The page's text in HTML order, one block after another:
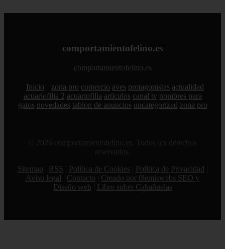
comportamientofelino.es
comportamientofelino.es
Inicio zona pro comercio aves protagonistas actualidad
acuariofilia 2 acuariofilia articulos canal tv nombres para
gatos novedades tablon de anuncios uncategorized zona pro
© 2026 comportamientofelino.es. Todos los derechos
reservados.
Sitemap
RSS Política de Cookies Política de Privacidad
Aviso legal
Contacto
Creado por 0lemiswebs SEO y
Diseño web
Libro sobre Cabañuelas